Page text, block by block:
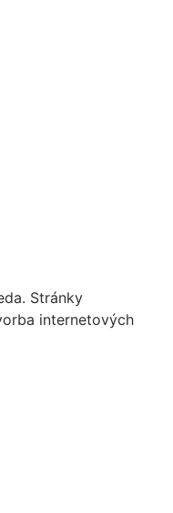
Stránky
internetových